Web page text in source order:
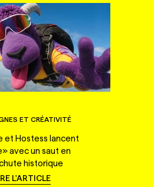
ET CRÉATIVITÉ
et Hostess lancent
avec un saut en
historique
L'ARTICLE